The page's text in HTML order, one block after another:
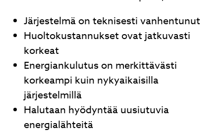
Järjestelmä on teknisesti vanhentunut
Huoltokustannukset ovat jatkuvasti
korkeat
Energiankulutus on merkittävästi
korkeampi kuin nykyaikaisilla
järjestelmillä
Halutaan hyödyntää uusiutuvia
energialähteitä